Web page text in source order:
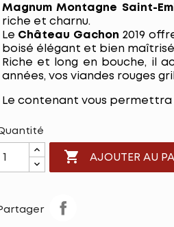
Magnum Montagne Saint-
riche et charnu.
Le Château Gachon 2019
boisé élégant et bien
Riche et long en bouche, il
années, vos viandes rouges
Le contenant vous
 AJOUTER AU